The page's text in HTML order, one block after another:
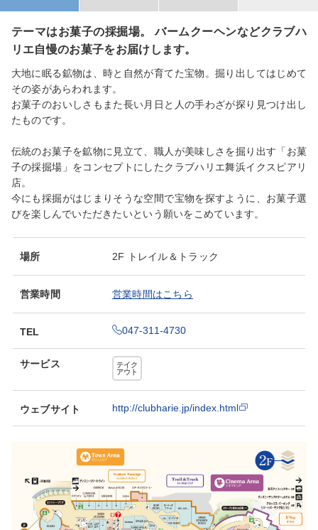
テーマはお菓子の採掘場。 バームクーヘンなどクラブハ
リエ自慢のお菓子をお届けします。
大地に眠る鉱物は、時と自然が育てた宝物。掘り出してはじめて
その姿があらわれます。
お菓子のおいしさもまた長い月日と人の手わざが探り見つけ出し
たものです。
伝統のお菓子を鉱物に見立て、職人が美味しさを掘り出す「お菓
子の採掘場」をコンセプトにしたクラブハリエ舞浜イクスピアリ
店。
今にも採掘がはじまりそうな空間で宝物を探すように、お菓子選
びを楽しんでいただきたいという願いをこめています。
場所 2F トレイル＆トラック
営業時間 営業時間はこちら
TEL 047-311-4730
サービス
テイク
アウト
ウェブサイト http://clubharie.jp/index.html